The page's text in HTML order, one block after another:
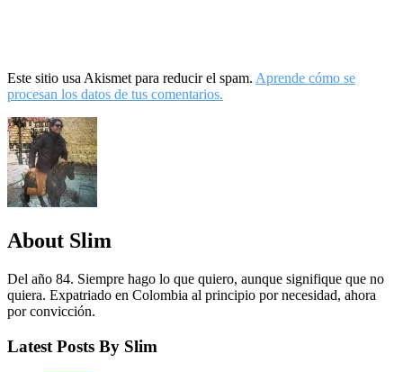
Este sitio usa Akismet para reducir el spam. Aprende cómo se
procesan los datos de tus comentarios.
About Slim
Del año 84. Siempre hago lo que quiero, aunque signifique que no
quiera. Expatriado en Colombia al principio por necesidad, ahora
por convicción.
Latest Posts By Slim